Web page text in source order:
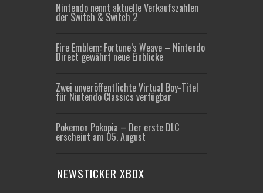
Nintendo nennt aktuelle Verkaufszahlen
der Switch & Switch 2
Fire Emblem: Fortune’s Weave – Nintendo
Direct gewährt neue Einblicke
Zwei unveröffentlichte Virtual Boy-Titel
für Nintendo Classics verfügbar
Pokemon Pokopia – Der erste DLC
erscheint am 05. August
NEWSTICKER XBOX